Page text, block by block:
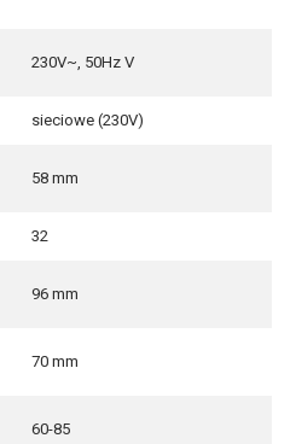
230V~, 50Hz V
sieciowe (230V)
58 mm
32
96 mm
70 mm
60-85